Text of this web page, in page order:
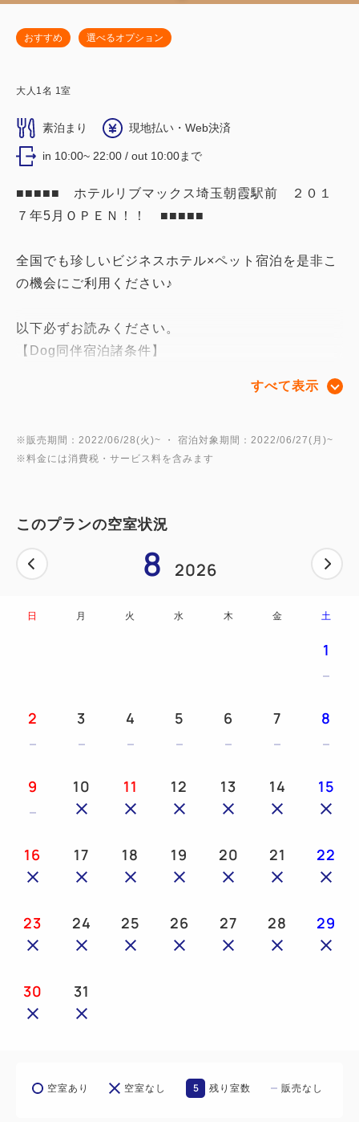
おすすめ 選べるオプション
大人 1 名 1 室
素泊まり 現地払い・Web決済
in 10:00~ 22:00 / out 10:00まで
■■■■■ ホテルリブマックス埼玉朝霞駅前 ２０１
７年5月ＯＰＥＮ！！ ■■■■■
全国でも珍しいビジネスホテル×ペット宿泊を是非こ
の機会にご利用ください♪
以下必ずお読みください。
【Dog同伴宿泊諸条件】
○1部屋につき1Dogまで料金に含まれます。1匹追加
○ロビーでの移動は、ケージか抱きかかえてのご移動
をお願い致します。他のお客様がいらっしゃる際は、
ができているワンちゃんに限ります。
○1年以内に狂犬病予防ワクチン及び5種以上の混合ワ
クチンを受けていること。
○ペットが不慮の事故やケガを負った場合にも、ホテ
ねますのであらかじめご了承ください。
〇ペット用フードなどの準備はございませんので、ご
すべて表示
※販売期間：2022/06/28(火)~ ・ 宿泊対象期間：2022/06/27(月)~
※料金には消費税・サービス料を含みます
このプランの空室状況
8 2026
日 月 火 水 木 金 土
1
2 3 4 5 6 7 8
9 10 11 12 13 14 15
16 17 18 19 20 21 22
23 24 25 26 27 28 29
30 31
空室あり 空室なし 5 残り室数 販売なし